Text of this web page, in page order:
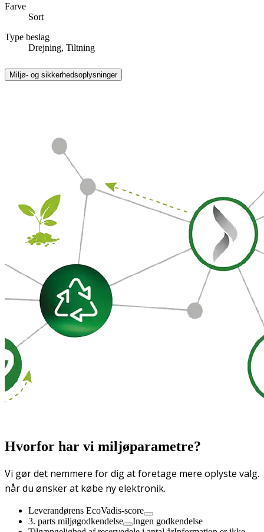
Farve
Sort
Type beslag
Drejning, Tiltning
Miljø- og sikkerhedsoplysninger
Hvorfor har vi miljøparametre?
Vi gør det nemmere for dig at foretage mere oplyste valg.
når du ønsker at købe ny elektronik.
Leverandørens EcoVadis-score
3. parts miljøgodkendelse
Ingen godkendelse